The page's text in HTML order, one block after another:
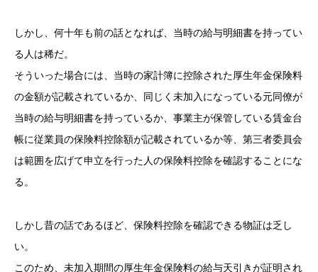
しかし、何十年も前の話となれば、当時の給与明細書を持ってい
る人は稀だ。
そういった場合には、当時の家計簿に控除された厚生年金保険料
の金額が記載されているか、同じく未加入になっている元同僚が
当時の給与明細書を持っているか、事業主が保管している賃金台
帳に従業員の保険料控除額が記載されているか等、第三者委員会
は範囲を広げて申立を行った人の保険料控除を確認することにな
る。
しかし昔の話であるほど、保険料控除を確認できる物証は乏し
い。
このため、未加入期間の厚生年金保険料の給与天引きが証明され